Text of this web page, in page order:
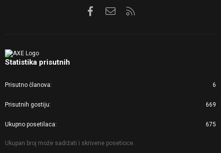
FacebookKontaktirajte nas
Statistika prisutnih
Prisutno članova 6
Prisutnih gostiju 669
Ukupno posetilaca 675
Ukupan broj može sadržati i skrivene posetioce.